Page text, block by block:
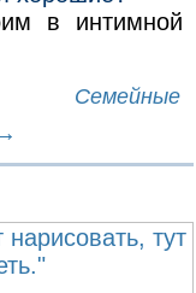
в интимной
Семейные